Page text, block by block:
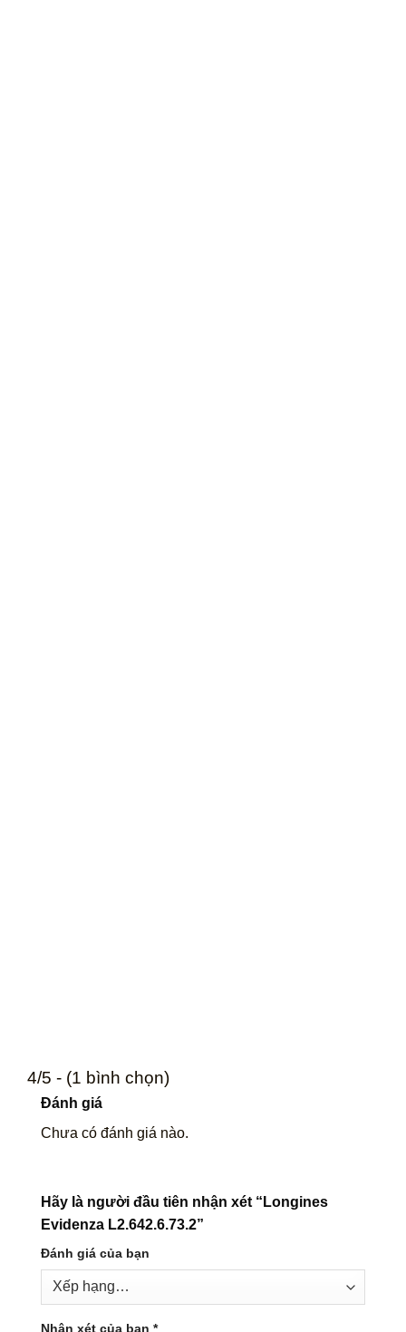
4/5 - (1 bình chọn)
Đánh giá
Chưa có đánh giá nào.
Hãy là người đầu tiên nhận xét “Longines
Evidenza L2.642.6.73.2”
Đánh giá của bạn
Nhận xét của bạn *